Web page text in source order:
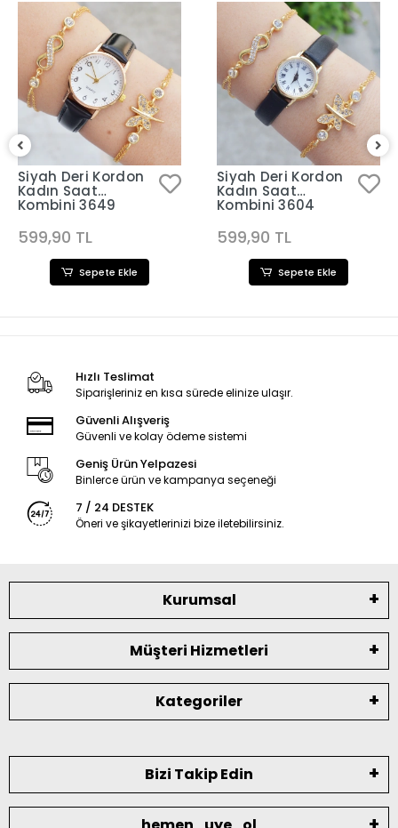
Siyah Deri Kordon
Kadın Saat
Kombini 3649
599,90 TL
Sepete Ekle
Siyah Deri Kordon
Kadın Saat
Kombini 3604
599,90 TL
Sepete Ekle
Hızlı Teslimat
Siparişleriniz en kısa sürede elinize ulaşır.
Güvenli Alışveriş
Güvenli ve kolay ödeme sistemi
Geniş Ürün Yelpazesi
Binlerce ürün ve kampanya seçeneği
7 / 24 DESTEK
Öneri ve şikayetlerinizi bize iletebilirsiniz.
Kurumsal
Müşteri Hizmetleri
Kategoriler
Bizi Takip Edin